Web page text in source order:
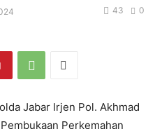
0
43
Jabar Irjen Pol. Akhmad
Perkemahan